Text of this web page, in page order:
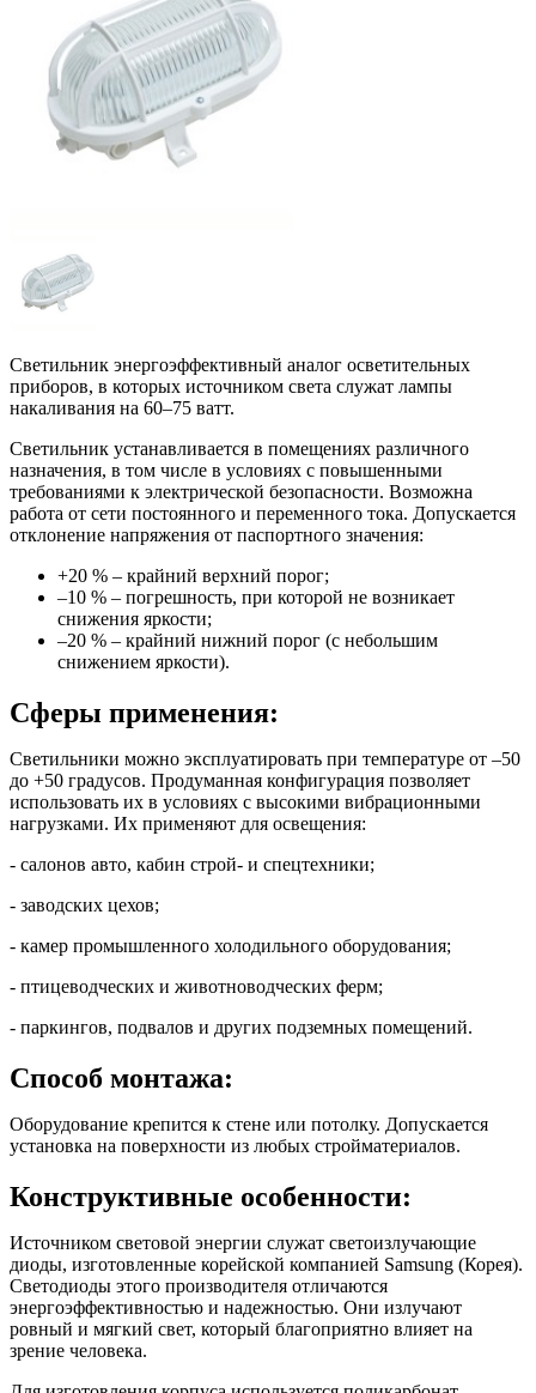
Светильник энергоэффективный аналог осветительных
приборов, в которых источником света служат лампы
накаливания на 60–75 ватт.
Светильник устанавливается в помещениях различного
назначения, в том числе в условиях с повышенными
требованиями к электрической безопасности. Возможна
работа от сети постоянного и переменного тока. Допускается
отклонение напряжения от паспортного значения:
+20 % – крайний верхний порог;
–10 % – погрешность, при которой не возникает
снижения яркости;
–20 % – крайний нижний порог (с небольшим
снижением яркости).
Сферы применения:
Светильники можно эксплуатировать при температуре от –50
до +50 градусов. Продуманная конфигурация позволяет
использовать их в условиях с высокими вибрационными
нагрузками. Их применяют для освещения:
- салонов авто, кабин строй- и спецтехники;
- заводских цехов;
- камер промышленного холодильного оборудования;
- птицеводческих и животноводческих ферм;
- паркингов, подвалов и других подземных помещений.
Способ монтажа:
Оборудование крепится к стене или потолку. Допускается
установка на поверхности из любых стройматериалов.
Конструктивные особенности:
Источником световой энергии служат светоизлучающие
диоды, изготовленные корейской компанией Samsung (Корея).
Светодиоды этого производителя отличаются
энергоэффективностью и надежностью. Они излучают
ровный и мягкий свет, который благоприятно влияет на
зрение человека.